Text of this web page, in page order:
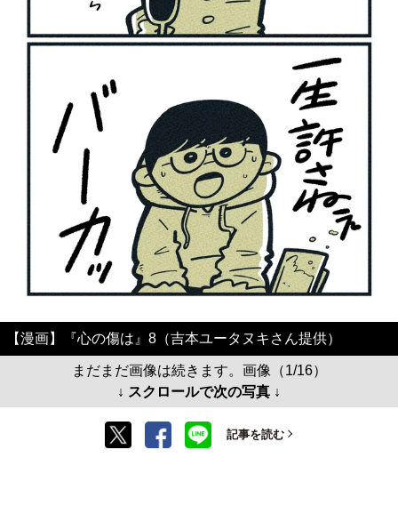
【漫画】『心の傷は』8（吉本ユータヌキさん提供）
まだまだ画像は続きます。画像（1/16）
↓ スクロールで次の写真 ↓
記事を読む